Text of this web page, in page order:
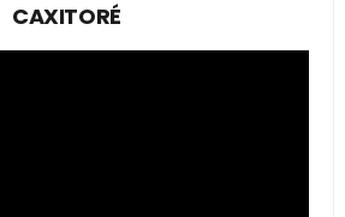
CAXITORÉ